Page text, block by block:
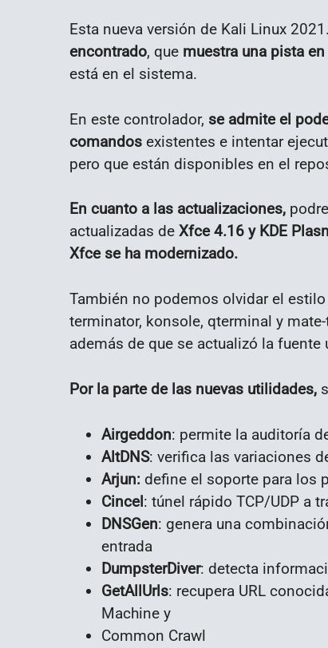
Esta nueva versión de Kali Linux
encontrado, que muestra una pista
está en el sistema.
En este controlador, se admite el
comandos existentes e intentar
pero que están disponibles en el
En cuanto a las actualizaciones,
actualizadas de Xfce 4.16 y KDE
Xfce se ha modernizado.
También no podemos olvidar el
terminator, konsole, qterminal y
además de que se actualizó la
Por la parte de las nuevas utilidades,
Airgeddon: permite la auditoría
AltDNS: verifica las variaciones
Arjun: define el soporte para los
Cincel: túnel rápido TCP/UDP a
DNSGen: genera una
entrada
DumpsterDiver: detecta
GetAllUrls: recupera URL
Machine y
Common Crawl